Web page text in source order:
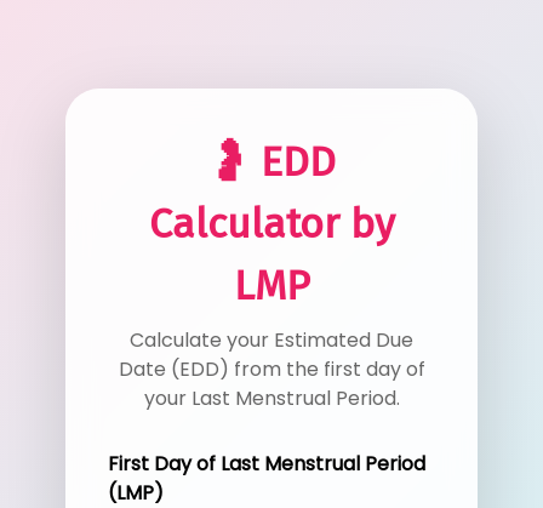
🤰 EDD
Calculator by
LMP
Calculate your Estimated Due
Date (EDD) from the first day of
your Last Menstrual Period.
First Day of Last Menstrual Period
(LMP)